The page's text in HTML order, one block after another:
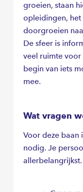
groeien, staan
opleidingen, het
doorgroeien
De sfeer is
veel ruimte voor
begin van iets
mee.
Wat vragen
Voor deze baan
nodig. Je